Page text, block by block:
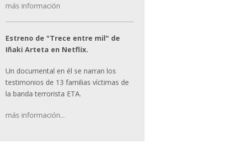
más información
Estreno de "Trece entre mil" de
Iñaki Arteta en Netflix.
Un documental en él se narran los
testimonios de 13 familias víctimas de
la banda terrorista ETA.
más información...